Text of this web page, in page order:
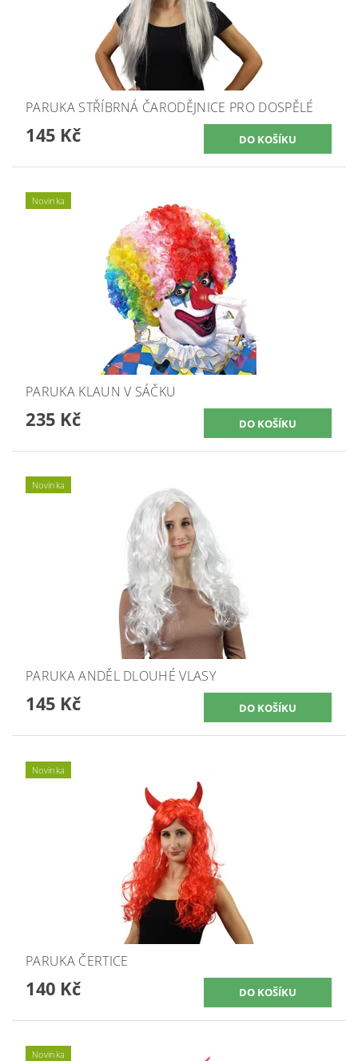
PARUKA STŘÍBRNÁ ČARODĚJNICE PRO DOSPĚLÉ
145 Kč
Novinka
PARUKA KLAUN V SÁČKU
235 Kč
Novinka
PARUKA ANDĚL DLOUHÉ VLASY
145 Kč
Novinka
PARUKA ČERTICE
140 Kč
Novinka